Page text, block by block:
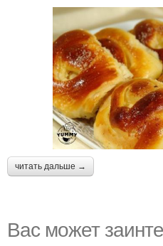
читать дальше →
Вас может